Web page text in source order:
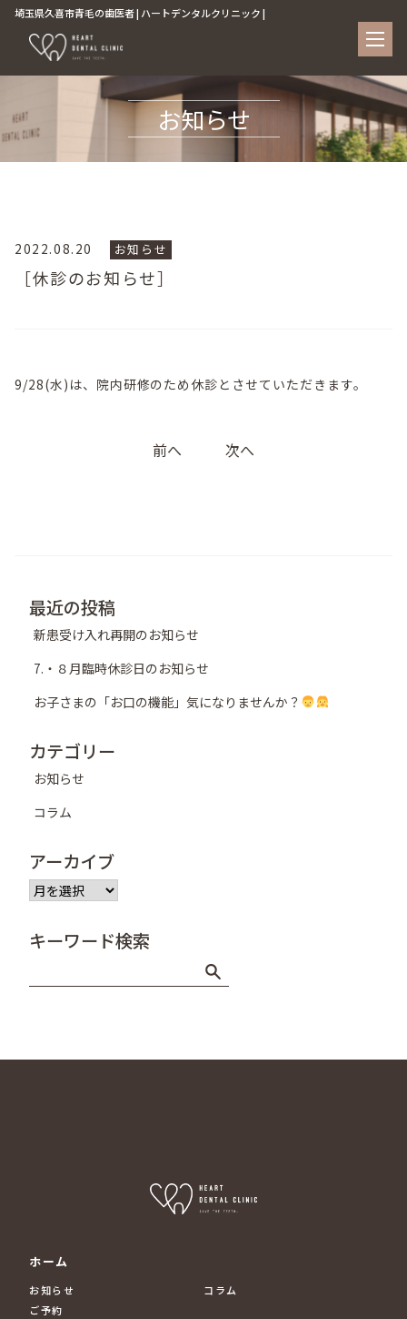
埼玉県久喜市青毛の歯医者 | ハートデンタルクリニック |
お知らせ
2022.08.20 お知らせ
［休診のお知らせ］
9/28(水)は、院内研修のため休診とさせていただきます。
前へ 次へ
最近の投稿
新患受け入れ再開のお知らせ
7.・８月臨時休診日のお知らせ
お子さまの「お口の機能」気になりませんか？
カテゴリー
お知らせ
コラム
アーカイブ
ア
ー
イ
キーワード検索
ホーム
お知らせ
コラム
ご予約